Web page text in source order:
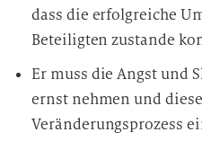
dass die erfolgreiche
Beteiligten zustande
Er muss die Angst und
ernst nehmen und
Veränderungsprozess